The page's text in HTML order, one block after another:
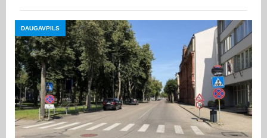
DAUGAVPILS